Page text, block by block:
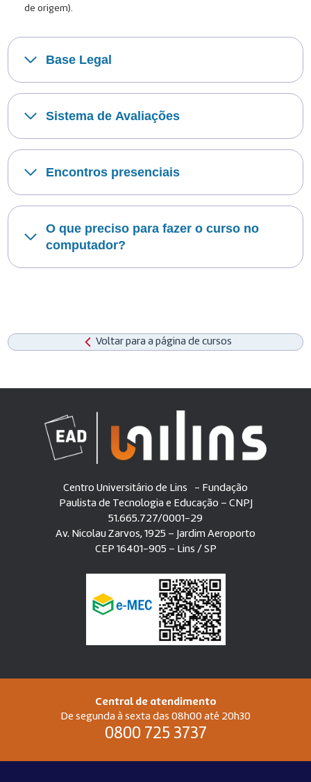
de origem).
Base Legal
Sistema de Avaliações
Encontros presenciais
O que preciso para fazer o curso no
computador?
Voltar para a página de cursos
Centro Universitário de Lins - Fundação
Paulista de Tecnologia e Educação – CNPJ
51.665.727/0001-29
Av. Nicolau Zarvos, 1925 – Jardim Aeroporto
CEP 16401-905 – Lins / SP
Central de atendimento
De segunda à sexta das 08h00 até 20h30
0800 725 3737